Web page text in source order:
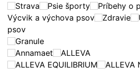
Strava
Psie športy Príbehy o
Výcvik a výchova psov
Zdravie
psov
Granule
Annamaet
ALLEVA
ALLEVA EQUILIBRIUM
ALLEVA